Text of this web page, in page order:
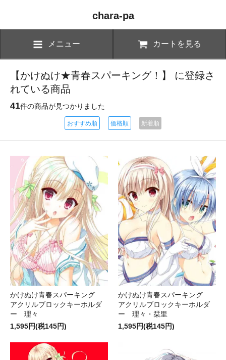
chara-pa
メニュー カートを見る
【かけぬけ★青春スパーキング！】 に登録さ
れている商品
41件の商品が見つかりました
おすすめ順 価格順 新着順
かけぬけ青春スパーキング
アクリルブロックキーホルダ
ー 理々
1,595円(税145円)
かけぬけ青春スパーキング
アクリルブロックキーホルダ
ー 理々・栞里
1,595円(税145円)